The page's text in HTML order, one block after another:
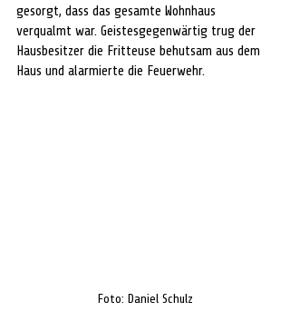
gesorgt, dass das gesamte Wohnhaus
verqualmt war. Geistesgegenwärtig trug der
Hausbesitzer die Fritteuse behutsam aus dem
Haus und alarmierte die Feuerwehr.
Foto: Daniel Schulz